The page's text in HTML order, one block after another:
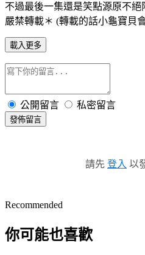
不過最後一集還是笑點源原不
嚴禁轉載＊ (轉載的話小龜寶貝
載入更多
公開留言 私密留言
發佈留言
請先 登入 以
Recommended
你可能也喜歡